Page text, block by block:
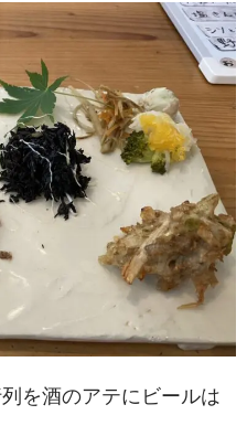
を酒のアテにビールは